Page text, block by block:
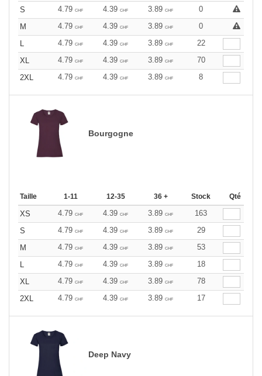
S
4.79 CHF 4.39 CHF 3.89 CHF
0
M
4.79 CHF 4.39 CHF 3.89 CHF
0
L
4.79 CHF 4.39 CHF 3.89 CHF
22
XL
4.79 CHF 4.39 CHF 3.89 CHF
70
2XL
4.79 CHF 4.39 CHF 3.89 CHF 8
Bourgogne
Taille 1-11 12-35 36 + Stock Qté
XS 4.79 CHF 4.39 CHF 3.89 CHF
163
S
4.79 CHF 4.39 CHF 3.89 CHF
29
M
4.79 CHF 4.39 CHF 3.89 CHF
53
L
4.79 CHF 4.39 CHF 3.89 CHF
18
XL
4.79 CHF 4.39 CHF 3.89 CHF
78
2XL
4.79 CHF 4.39 CHF 3.89 CHF 17
Deep Navy